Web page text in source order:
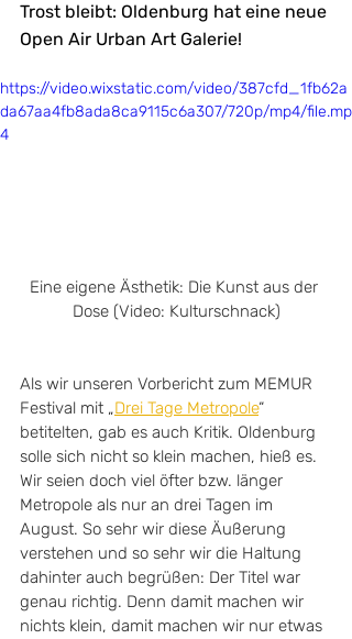
Trost bleibt: Oldenburg hat eine neue
Open Air Urban Art Galerie!
https://video.wixstatic.com/video/387cfd_1fb62a
da67aa4fb8ada8ca9115c6a307/720p/mp4/file.mp
4
Eine eigene Ästhetik: Die Kunst aus der
Dose (Video: Kulturschnack)
Als wir unseren Vorbericht zum MEMUR
Festival mit „Drei Tage Metropole“
betitelten, gab es auch Kritik. Oldenburg
solle sich nicht so klein machen, hieß es.
Wir seien doch viel öfter bzw. länger
Metropole als nur an drei Tagen im
August. So sehr wir diese Äußerung
verstehen und so sehr wir die Haltung
dahinter auch begrüßen: Der Titel war
genau richtig. Denn damit machen wir
nichts klein, damit machen wir nur etwas